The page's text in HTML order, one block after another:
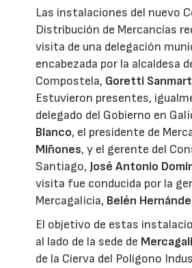
Las instalaciones del nuevo
Distribución de Mercancías
visita de una delegación
encabezada por la alcaldesa
Compostela, Goretti
Estuvieron presentes,
delegado del Gobierno en
Blanco, el presidente de
Miñones, y el gerente del
Santiago, José Antonio
visita fue conducida por la
Mercagalicia, Belén
El objetivo de estas
al lado de la sede de
de la Cierva del Polígono